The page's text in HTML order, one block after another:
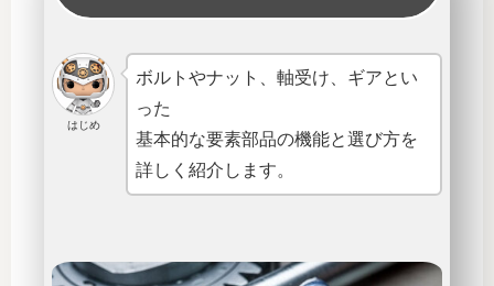
はじめ
ボルトやナット、軸受け、ギアとい
った
基本的な要素部品の機能と選び方を
詳しく紹介します。